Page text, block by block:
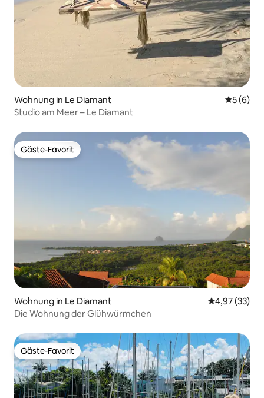
Wohnung in Le Diamant
5 (6)
Studio am Meer – Le Diamant
Gäste-Favorit
Gäste-Favorit
Wohnung in Le Diamant
4,97 (33)
Die Wohnung der Glühwürmchen
Gäste-Favorit
Gäste-Favorit